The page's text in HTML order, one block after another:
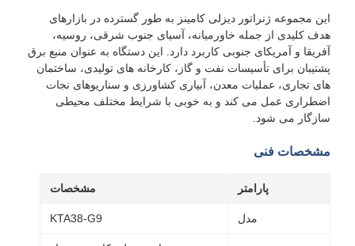
این مجموعه ژنراتور دیزلی کامینز به طور گسترده در بازارهای
هدف کلیدی از جمله خاورمیانه، آسیای جنوب شرقی، روسیه،
آفریقا و آمریکای جنوبی کاربرد دارد. این دستگاه به عنوان منبع برق
پشتیبان برای تأسیسات نفت و گاز، کارخانه های تولیدی، ساختمان
های تجاری، عملیات معدن، آبیاری کشاورزی و سناریوهای نجات
اضطراری عمل می کند و به خوبی با شرایط مختلف محیطی
سازگار می شود.
مشخصات فنی
پارامتر مشخصات
مدل KTA38-G9